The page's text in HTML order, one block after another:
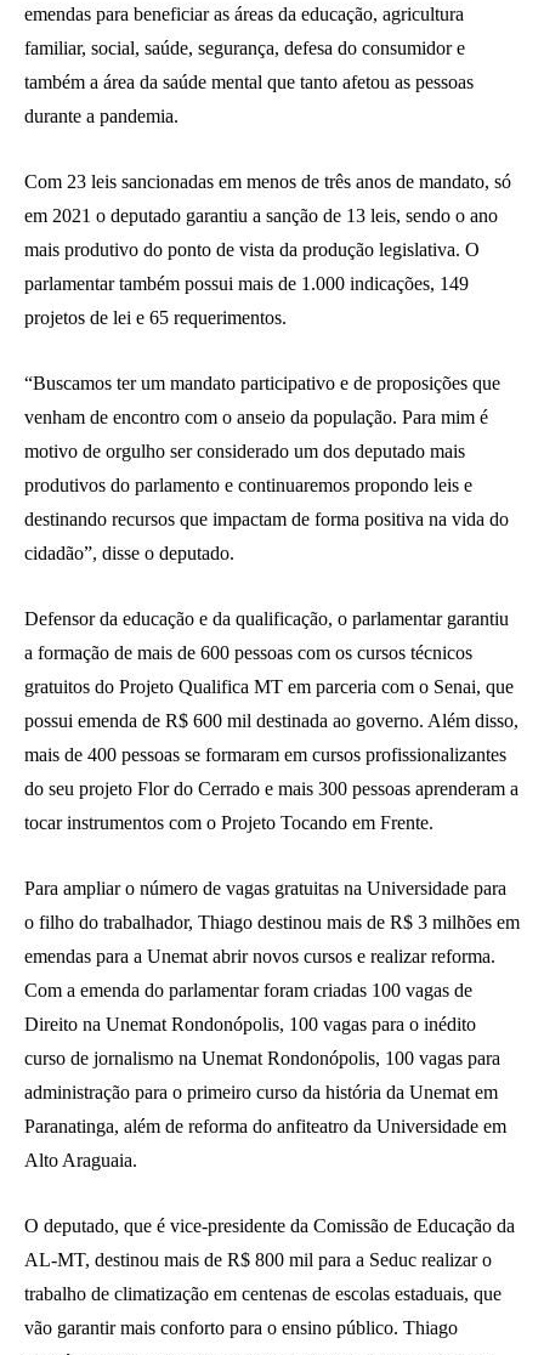
emendas para beneficiar as áreas da educação, agricultura
familiar, social, saúde, segurança, defesa do consumidor e
também a área da saúde mental que tanto afetou as pessoas
durante a pandemia.
Com 23 leis sancionadas em menos de três anos de mandato, só
em 2021 o deputado garantiu a sanção de 13 leis, sendo o ano
mais produtivo do ponto de vista da produção legislativa. O
parlamentar também possui mais de 1.000 indicações, 149
projetos de lei e 65 requerimentos.
“Buscamos ter um mandato participativo e de proposições que
venham de encontro com o anseio da população. Para mim é
motivo de orgulho ser considerado um dos deputado mais
produtivos do parlamento e continuaremos propondo leis e
destinando recursos que impactam de forma positiva na vida do
cidadão”, disse o deputado.
Defensor da educação e da qualificação, o parlamentar garantiu
a formação de mais de 600 pessoas com os cursos técnicos
gratuitos do Projeto Qualifica MT em parceria com o Senai, que
possui emenda de R$ 600 mil destinada ao governo. Além disso,
mais de 400 pessoas se formaram em cursos profissionalizantes
do seu projeto Flor do Cerrado e mais 300 pessoas aprenderam a
tocar instrumentos com o Projeto Tocando em Frente.
Para ampliar o número de vagas gratuitas na Universidade para
o filho do trabalhador, Thiago destinou mais de R$ 3 milhões em
emendas para a Unemat abrir novos cursos e realizar reforma.
Com a emenda do parlamentar foram criadas 100 vagas de
Direito na Unemat Rondonópolis, 100 vagas para o inédito
curso de jornalismo na Unemat Rondonópolis, 100 vagas para
administração para o primeiro curso da história da Unemat em
Paranatinga, além de reforma do anfiteatro da Universidade em
Alto Araguaia.
O deputado, que é vice-presidente da Comissão de Educação da
AL-MT, destinou mais de R$ 800 mil para a Seduc realizar o
trabalho de climatização em centenas de escolas estaduais, que
vão garantir mais conforto para o ensino público. Thiago